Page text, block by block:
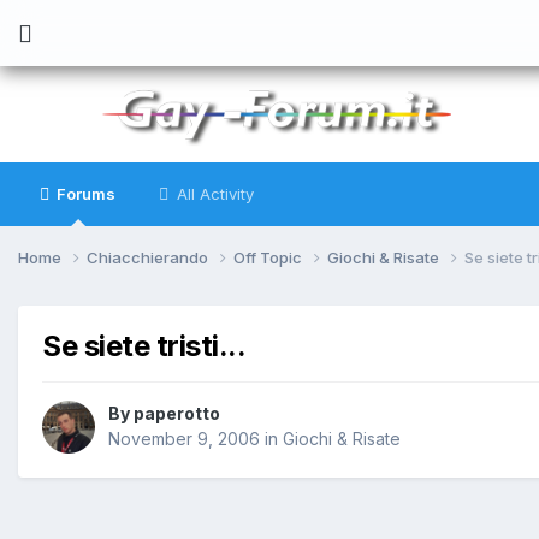
Forums All Activity
Home Chiacchierando Off Topic Giochi & Risate Se siete
Se siete tristi...
By paperotto
November 9, 2006 in Giochi & Risate